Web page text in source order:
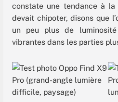
constate une tendance à
devait chipoter, disons que
un peu plus de
vibrantes dans les parties